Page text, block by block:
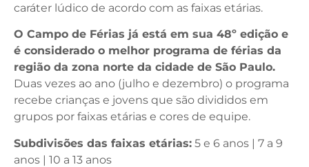
caráter lúdico de acordo com as faixas etárias.
O Campo de Férias já está em sua 48º edição e
é considerado o melhor programa de férias da
região da zona norte da cidade de São Paulo.
Duas vezes ao ano (julho e dezembro) o programa
recebe crianças e jovens que são divididos em
grupos por faixas etárias e cores de equipe.
Subdivisões das faixas etárias: 5 e 6 anos | 7 a 9
anos | 10 a 13 anos